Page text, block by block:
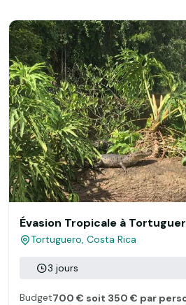
Évasion Tropicale à
Tortuguero, Costa Rica
3 jours
Budget700 € soit 350 € par